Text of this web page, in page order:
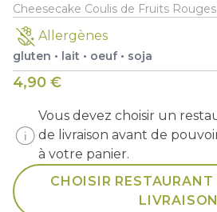
0 add
Cheesecake Coulis de Fruits Rouges
macro_off Allergènes
gluten • lait • oeuf • soja
4,90 €
info
Vous devez choisir un
de livraison avant de
à votre panier.
CHOISIR RESTAURANT
LIVRAISON